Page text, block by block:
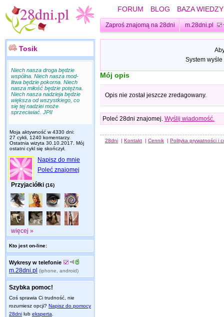
FORUM BLOG BAZA WIEDZY
Zaproś znajomą na 28dni m.28dni.pl
Tosik
Niech nasza dro­ga będzie
wspólna. Niech nasza mod­
litwa będzie po­kor­na. Niech
nasza miłość będzie potężna.
Niech nasza nadzieja będzie
większa od wszys­tkiego, co
się tej nadziei może
sprzeciwiać. JPII
Moja aktywność w 4330 dni:
27 cykli, 1240 komentarzy.
Ostatnia wizyta 30.10.2017 . Mój
ostatni cykl się skończył.
Napisz do mnie
Poleć znajomej
Przyjaciółki (16)
więcej »
Kto jest on-line:
Wykresy w telefonie
m.28dni.pl (iphone, android)
Szybka pomoc!
Coś sprawia Ci trudność, nie
rozumiesz opcji? Napisz do pomocy
28dni lub eksperta
System
Mój opis
Opis nie został jeszcze zredagowany.
Poleć 28dni znajomej. Wyślij wiadomość.
28dni | Kontakt | Cennik | Polityka prywatności i